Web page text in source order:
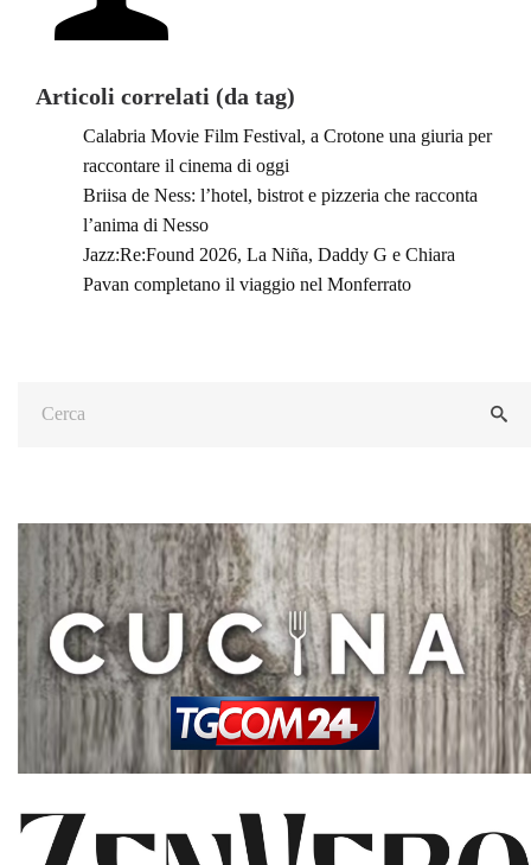
Articoli correlati (da tag)
Calabria Movie Film Festival, a Crotone una giuria per
raccontare il cinema di oggi
Briisa de Ness: l’hotel, bistrot e pizzeria che racconta
l’anima di Nesso
Jazz:Re:Found 2026, La Niña, Daddy G e Chiara
Pavan completano il viaggio nel Monferrato